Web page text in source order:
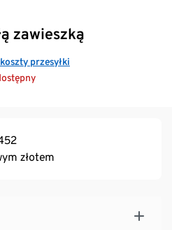
zawieszką
przesyłki
złotem